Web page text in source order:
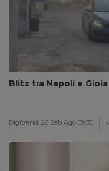
Blitz tra Napoli e
Digitrend, 26 Sab Ago 09:30